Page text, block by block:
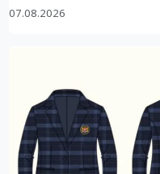
07.08.2026